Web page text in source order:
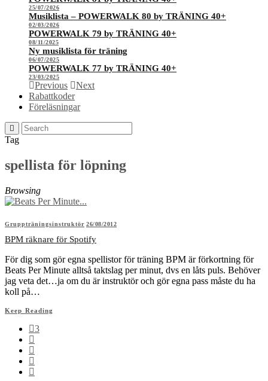
25/07/2026
Musiklista – POWERWALK 80 by TRÄNING 40+
02/03/2026
POWERWALK 79 by TRÄNING 40+
08/11/2025
Ny musiklista för träning
06/07/2025
POWERWALK 77 by TRÄNING 40+
23/03/2025
Previous
Next
Rabattkoder
Föreläsningar
Tag
spellista för löpning
Browsing
Gruppträningsinstruktör 26/08/2012
BPM räknare för Spotify
För dig som gör egna spellistor för träning BPM är förkortning för
Beats Per Minute alltså taktslag per minut, dvs en låts puls. Behöver
jag veta det…ja om du är instruktör och gör egna pass måste du ha
koll på…
Keep Reading
3